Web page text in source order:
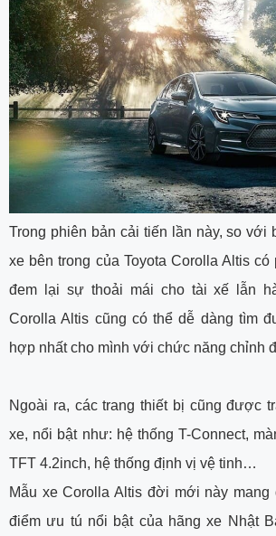
Trong phiên bản cải tiến lần này, so với
xe bên trong của Toyota Corolla Altis
đem lại sự thoải mái cho tài xế lẫn
Corolla Altis cũng có thể dễ dàng tìm
hợp nhất cho mình với chức năng chỉnh
Ngoài ra, các trang thiết bị cũng được
xe, nổi bật như: hệ thống T-Connect,
TFT 4.2inch, hệ thống định vị vệ tinh…
Mẫu xe Corolla Altis đời mới này
điểm ưu tú nổi bật của hãng xe Nhật